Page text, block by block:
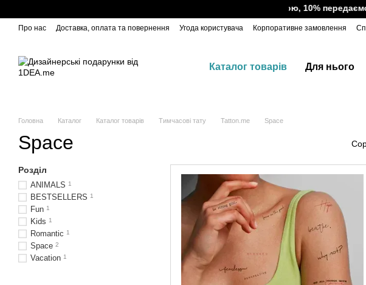
Відправляємо Новою Поштою, 10%
Про нас Доставка, оплата та повернення Угода користувача Корпоративне замовлення
Каталог товарів Для нього
Головна Каталог Каталог товарів Тимчасові тату Tatton.me Space
Space
Розділ
ANIMALS 1
BESTSELLERS 1
Fun 1
Kids 1
Romantic 1
Space 2
Vacation 1